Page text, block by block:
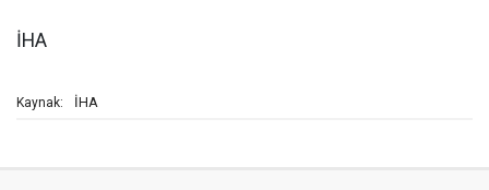
İHA
Kaynak: İHA